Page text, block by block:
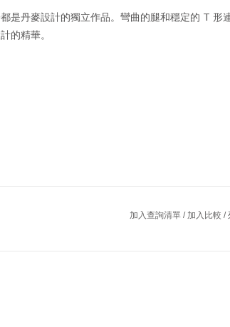
是丹麥設計的獨立作品。彎曲的腿和穩定的 T 形
的精華。
加入查詢清單 / 加入比較 /